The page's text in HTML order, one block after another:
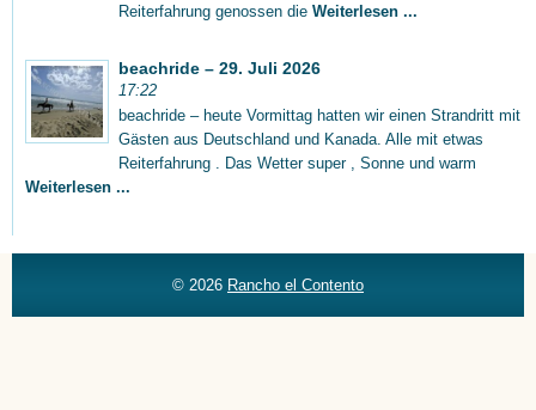
Reiterfahrung genossen die Weiterlesen ...
beachride – 29. Juli 2026
17:22
beachride – heute Vormittag hatten wir einen Strandritt mit
Gästen aus Deutschland und Kanada. Alle mit etwas
Reiterfahrung . Das Wetter super , Sonne und warm
Weiterlesen ...
© 2026 Rancho el Contento